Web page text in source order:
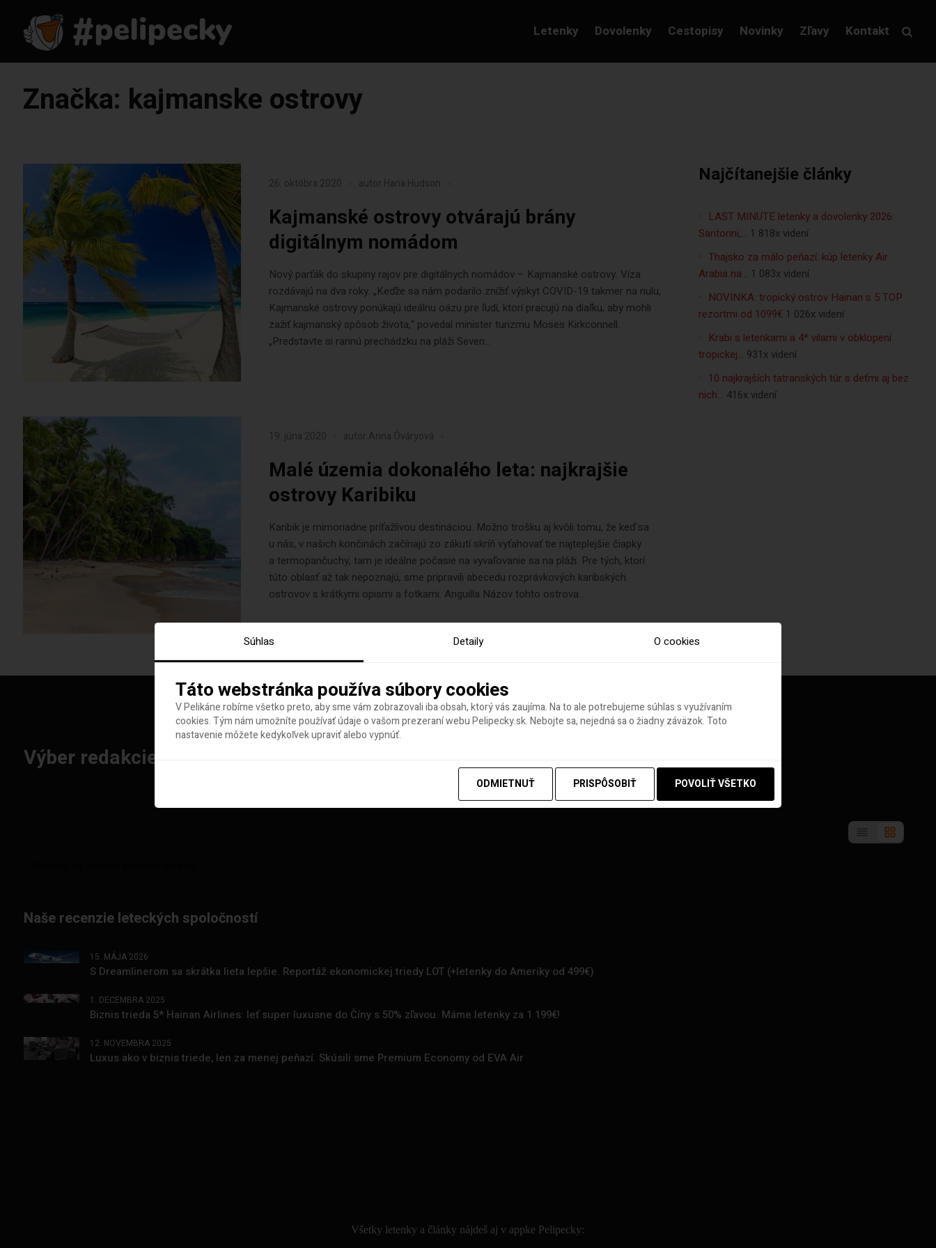
Letenky Dovolenky Cestopisy Novinky Zľavy Kontakt
Značka: kajmanske ostrovy
26. októbra 2020 autor Hana Hudson
Kajmanské ostrovy otvárajú brány
digitálnym nomádom
Nový parťák do skupiny rajov pre digitálnych nomádov – Kajmanské ostrovy. Víza
rozdávajú na dva roky. „Keďže sa nám podarilo znížiť výskyt COVID-19 takmer na nulu,
Kajmanské ostrovy ponúkajú ideálnu oázu pre ľudí, ktorí pracujú na diaľku, aby mohli
zažiť kajmanský spôsob života,“ povedal minister turizmu Moses Kirkconnell.
„Predstavte si rannú prechádzku na pláži Seven...
19. júna 2020 autor Anna Óváryová
Malé územia dokonalého leta: najkrajšie
ostrovy Karibiku
Karibik je mimoriadne príťažlivou destináciou. Možno trošku aj kvôli tomu, že keď sa
u nás, v našich končinách začínajú zo zákutí skríň vyťahovať tie najteplejšie čiapky
a termopančuchy, tam je ideálne počasie na vyvaľovanie sa na pláži. Pre tých, ktorí
túto oblasť až tak nepoznajú, sme pripravili abecedu rozprávkových karibských
ostrovov s krátkymi opismi a fotkami. Anguilla Názov tohto ostrova...
Najčítanejšie články
LAST MINUTE letenky a dovolenky 2026:
Santorini,… 1 818x videní
Thajsko za málo peňazí: kúp letenky Air
Arabia na… 1 083x videní
NOVINKA: tropický ostrov Hainan s 5 TOP
rezortmi od 1099€ 1 026x videní
Krabi s letenkami a 4* vilami v obklopení
tropickej… 931x videní
10 najkrajších tatranských túr s deťmi aj bez
nich… 416x videní
Výber redakcie: Najlepšie letenky tohto týždňa
Naše recenzie leteckých spoločností
15. MÁJA 2026
S Dreamlinerom sa skrátka lieta lepšie. Reportáž ekonomickej triedy LOT (+letenky do Ameriky od 499€)
1. DECEMBRA 2025
Biznis trieda 5* Hainan Airlines: leť super luxusne do Číny s 50% zľavou. Máme letenky za 1 199€!
12. NOVEMBRA 2025
Luxus ako v biznis triede, len za menej peňazí. Skúsili sme Premium Economy od EVA Air
Všetky letenky a články nájdeš aj v appke Pelipecky:
Súhlas Detaily O cookies
Táto webstránka používa súbory cookies
V Pelikáne robíme všetko preto, aby sme vám zobrazovali iba obsah, ktorý vás zaujíma. Na to ale potrebujeme súhlas s využívaním
cookies. Tým nám umožníte používať údaje o vašom prezeraní webu Pelipecky.sk. Nebojte sa, nejedná sa o žiadny záväzok. Toto
nastavenie môžete kedykoľvek upraviť alebo vypnúť.
ODMIETNUŤ PRISPÔSOBIŤ POVOLIŤ VŠETKO